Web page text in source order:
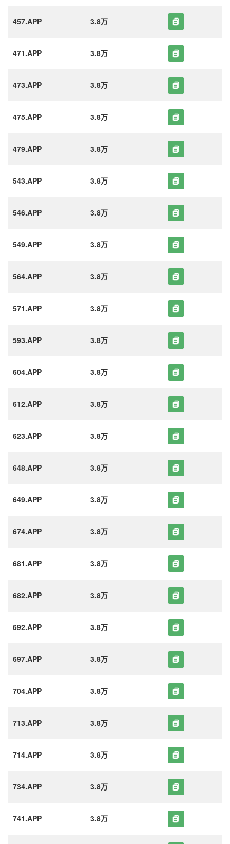
457.APP 3.8万
471.APP 3.8万
473.APP 3.8万
475.APP 3.8万
479.APP 3.8万
543.APP 3.8万
546.APP 3.8万
549.APP 3.8万
564.APP 3.8万
571.APP 3.8万
593.APP 3.8万
604.APP 3.8万
612.APP 3.8万
623.APP 3.8万
648.APP 3.8万
649.APP 3.8万
674.APP 3.8万
681.APP 3.8万
682.APP 3.8万
692.APP 3.8万
697.APP 3.8万
704.APP 3.8万
713.APP 3.8万
714.APP 3.8万
734.APP 3.8万
741.APP 3.8万